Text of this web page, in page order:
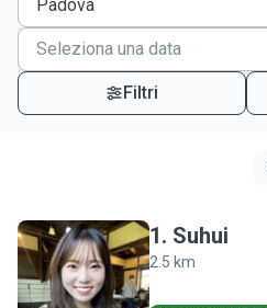
Filtri
S
1. Suhui
2.5 km